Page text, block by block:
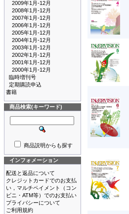
2009年1月-12月
2008年1月-12月
2007年1月-12月
2006年1月-12月
2005年1月-12月
2004年1月-12月
2003年1月-12月
2002年1月-12月
2001年1月-12月
2000年1月-12月
臨時増刊号
定期購読申込
書籍
商品検索(キーワード)
商品説明からも探す
インフォメーション
配送と返品について
クレジットカードでのお支払
い，マルチペイメント（コン
ビニ・ATM等）でのお支払い
プライバシーについて
ご利用規約